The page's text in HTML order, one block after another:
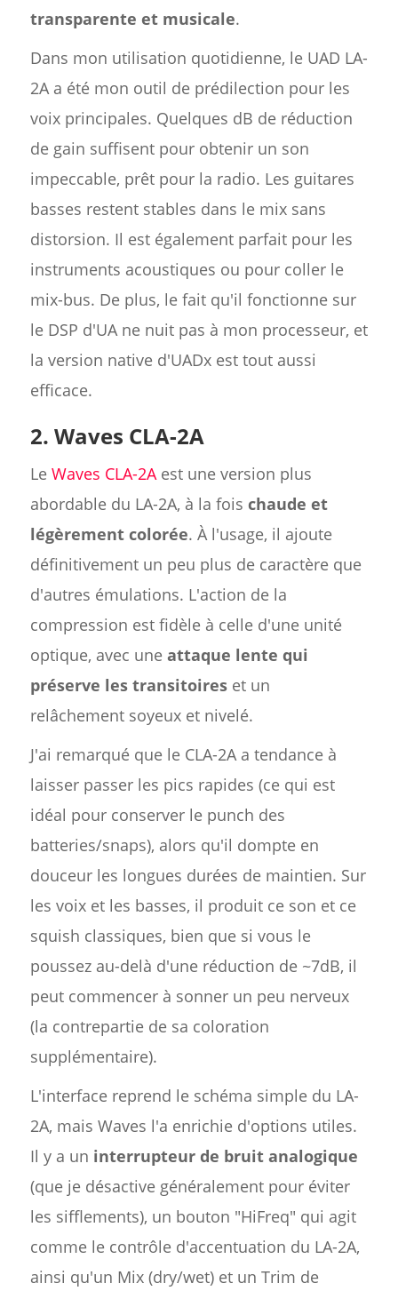
transparente et musicale.
Dans mon utilisation quotidienne, le UAD LA-
2A a été mon outil de prédilection pour les
voix principales. Quelques dB de réduction
de gain suffisent pour obtenir un son
impeccable, prêt pour la radio. Les guitares
basses restent stables dans le mix sans
distorsion. Il est également parfait pour les
instruments acoustiques ou pour coller le
mix-bus. De plus, le fait qu'il fonctionne sur
le DSP d'UA ne nuit pas à mon processeur, et
la version native d'UADx est tout aussi
efficace.
2. Waves CLA-2A
Le Waves CLA-2Aest une version plus
abordable du LA-2A, à la fois chaude et
légèrement colorée. À l'usage, il ajoute
définitivement un peu plus de caractère que
d'autres émulations. L'action de la
compression est fidèle à celle d'une unité
optique, avec une attaque lente qui
préserve les transitoireset un
relâchement soyeux et nivelé.
J'ai remarqué que le CLA-2A a tendance à
laisser passer les pics rapides (ce qui est
idéal pour conserver le punch des
batteries/snaps), alors qu'il dompte en
douceur les longues durées de maintien. Sur
les voix et les basses, il produit ce son et ce
squish classiques, bien que si vous le
poussez au-delà d'une réduction de ~7dB, il
peut commencer à sonner un peu nerveux
(la contrepartie de sa coloration
supplémentaire).
L'interface reprend le schéma simple du LA-
2A, mais Waves l'a enrichie d'options utiles.
Il y a un interrupteur de bruit analogique
(que je désactive généralement pour éviter
les sifflements), un bouton "HiFreq" qui agit
comme le contrôle d'accentuation du LA-2A,
ainsi qu'un Mix (dry/wet) et un Trim de